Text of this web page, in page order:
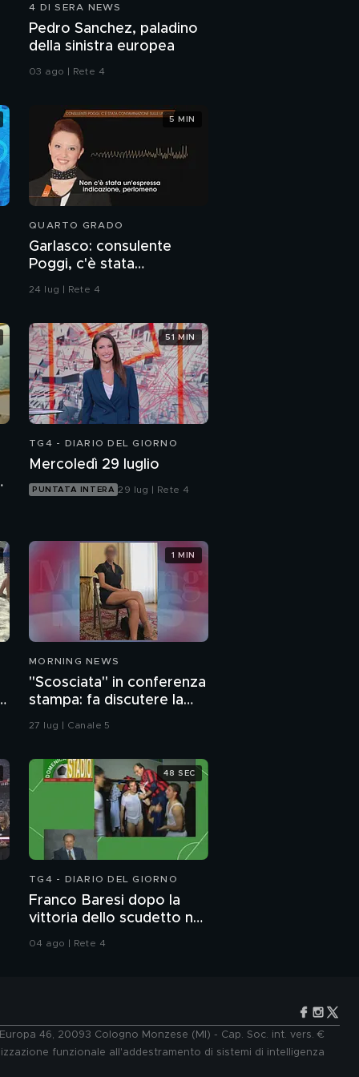
4 DI SERA NEWS
Pedro Sanchez, paladino
della sinistra europea
03 ago | Rete 4
QUARTO GRADO
Garlasco: consulente
Poggi, c'è stata
contaminazione sulle
24 lug | Rete 4
5 MIN
TG4 - DIARIO DEL GIORNO
Mercoledì 29 luglio
PUNTATA INTERA 29 lug | Rete 4
51 MIN
MORNING NEWS
"Scosciata" in conferenza
stampa: fa discutere la
vicesindaca di Livorno
27 lug | Canale 5
1 MIN
TG4 - DIARIO DEL GIORNO
Franco Baresi dopo la
vittoria dello scudetto nel
04 ago | Rete 4
48 SEC
46, 20093 Cologno Monzese (MI) - Cap. Soc. int. vers. €
funzionale all'addestramento di sistemi di intelligenza